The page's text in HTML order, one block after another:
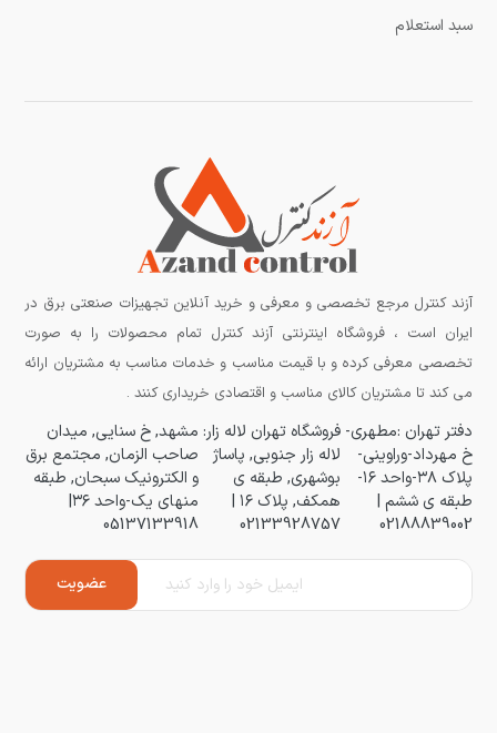
سبد استعلام
آزند کنترل مرجع تخصصی و معرفی و خرید آنلاین تجهیزات صنعتی برق در
ایران است ، فروشگاه اینترنتی آزند کنترل تمام محصولات را به صورت
تخصصی معرفی کرده و با قیمت مناسب و خدمات مناسب به مشتریان ارائه
می کند تا مشتریان کالای مناسب و اقتصادی خریداری کنند .
دفتر تهران :مطهری-
خ مهرداد-وراوینی-
پلاک ۳۸-واحد ۱۶-
طبقه ی ششم |
02188839002
فروشگاه تهران لاله زار:
لاله زار جنوبی, پاساژ
بوشهری, طبقه ی
همکف, پلاک ۱۶ |
02133928757
مشهد, خ سنایی, میدان
صاحب الزمان, مجتمع برق
و الکترونیک سبحان, طبقه
منهای یک-واحد ۳۶|
05137133918